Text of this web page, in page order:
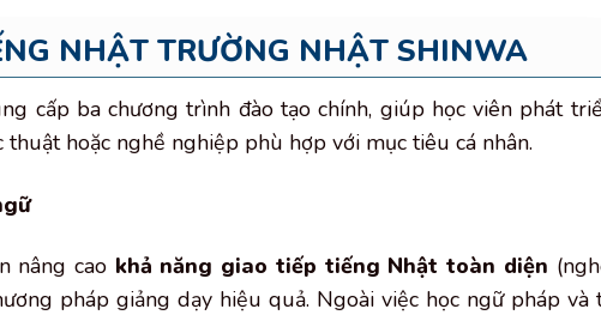
NHẬT TRƯỜNG NHẬT SHINWA
cấp ba chương trình đào tạo chính, giúp học viên phát
hoặc nghề nghiệp phù hợp với mục tiêu cá nhân.
nâng cao khả năng giao tiếp tiếng Nhật toàn diện
pháp giảng dạy hiệu quả. Ngoài việc học ngữ pháp và